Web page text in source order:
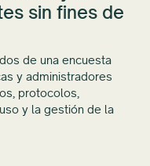
sin fines de
de una encuesta
y administradores
protocolos,
y la gestión de la